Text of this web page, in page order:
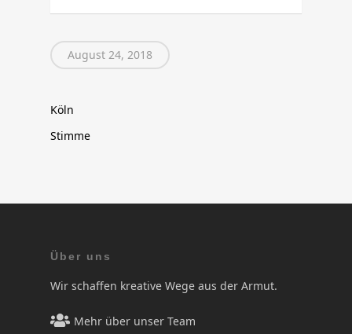
August 24, 2018
Köln
Stimme
Über uns
Wir schaffen kreative Wege aus der Armut.
Mehr über unser Team